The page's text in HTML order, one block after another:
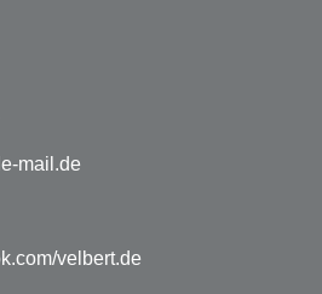
mail.de
velbert.de